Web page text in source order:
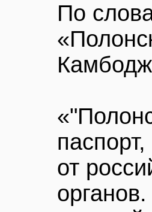
По
от